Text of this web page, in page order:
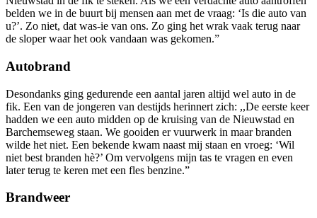
belden we in de buurt bij mensen aan met de vraag: ‘Is die auto van
u?’. Zo niet, dat was-ie van ons. Zo ging het wrak vaak terug naar
de sloper waar het ook vandaan was gekomen.”
Autobrand
Desondanks ging gedurende een aantal jaren altijd wel auto in de
fik. Een van de jongeren van destijds herinnert zich: ,,De eerste keer
hadden we een auto midden op de kruising van de Nieuwstad en
Barchemseweg staan. We gooiden er vuurwerk in maar branden
wilde het niet. Een bekende kwam naast mij staan en vroeg: ‘Wil
niet best branden hè?’ Om vervolgens mijn tas te vragen en even
later terug te keren met een fles benzine.”
Brandweer